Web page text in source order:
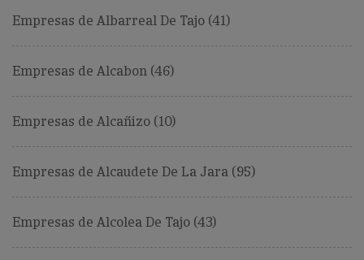
Empresas de Albarreal De Tajo (41)
Empresas de Alcabon (46)
Empresas de Alcañizo (10)
Empresas de Alcaudete De La Jara (95)
Empresas de Alcolea De Tajo (43)